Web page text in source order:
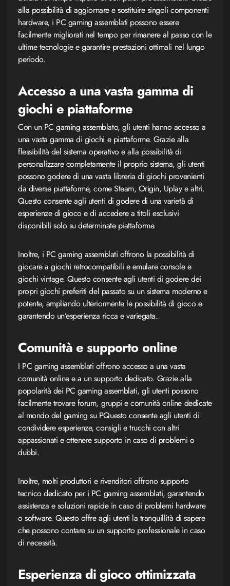
alla possibilità di aggiornare e sostituire singoli componenti
hardware, i PC gaming assemblati possono essere
facilmente migliorati nel tempo per rimanere al passo con le
ultime tecnologie e garantire prestazioni ottimali nel lungo
periodo.
Accesso a una vasta gamma di
giochi e piattaforme
Con un PC gaming assemblato, gli utenti hanno accesso a
una vasta gamma di giochi e piattaforme. Grazie alla
flessibilità del sistema operativo e alla possibilità di
personalizzare completamente il proprio sistema, gli utenti
possono godere di una vasta libreria di giochi provenienti
da diverse piattaforme, come Steam, Origin, Uplay e altri.
Questo consente agli utenti di godere di una varietà di
esperienze di gioco e di accedere a titoli esclusivi
disponibili solo su determinate piattaforme.
Inoltre, i PC gaming assemblati offrono la possibilità di
giocare a giochi retrocompatibili e emulare console e
giochi vintage. Questo consente agli utenti di godere dei
propri giochi preferiti del passato su un sistema moderno e
potente, ampliando ulteriormente le possibilità di gioco e
garantendo un’esperienza ricca e variegata.
Comunità e supporto online
I PC gaming assemblati offrono accesso a una vasta
comunità online e a un supporto dedicato. Grazie alla
popolarità dei PC gaming assemblati, gli utenti possono
facilmente trovare forum, gruppi e comunità online dedicate
al mondo del gaming su PQuesto consente agli utenti di
condividere esperienze, consigli e trucchi con altri
appassionati e ottenere supporto in caso di problemi o
dubbi.
Inoltre, molti produttori e rivenditori offrono supporto
tecnico dedicato per i PC gaming assemblati, garantendo
assistenza e soluzioni rapide in caso di problemi hardware
o software. Questo offre agli utenti la tranquillità di sapere
che possono contare su un supporto professionale in caso
di necessità.
Esperienza di gioco ottimizzata